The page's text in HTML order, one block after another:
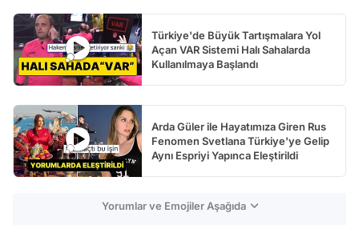
Türkiye'de Büyük Tartışmalara Yol
Açan VAR Sistemi Halı Sahalarda
Kullanılmaya Başlandı
Arda Güler ile Hayatımıza Giren Rus
Fenomen Svetlana Türkiye'ye Gelip
Aynı Espriyi Yapınca Eleştirildi
Yorumlar ve Emojiler Aşağıda